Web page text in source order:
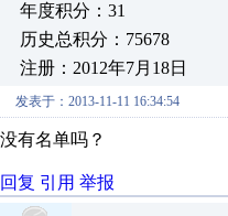
年度积分：31
历史总积分：75678
注册：2012年7月18日
发表于：2013-11-11 16:34:54
没有名单吗？
回复 引用 举报